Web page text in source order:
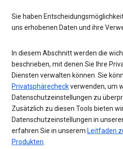
Sie haben
uns erhobenen Daten und ihre
In diesem Abschnitt werden die
beschrieben, mit denen Sie Ihre
Diensten verwalten können. Sie
Privatsphärecheckverwenden, um
Datenschutzeinstellungen zu
Zusätzlich zu diesen Tools bieten
Datenschutzeinstellungen in
erfahren Sie in unserem Leitfaden
Produkten